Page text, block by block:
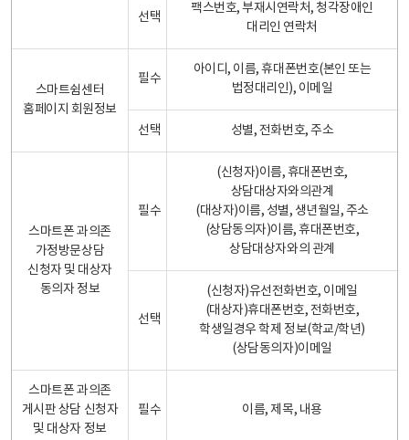
선택
팩스번호, 부재시연락처, 청각장애인
대리인 연락처
스마트쉼센터
홈페이지 회원정보
필수
아이디, 이름, 휴대폰번호(본인 또는
법정대리인), 이메일
선택 성별, 전화번호, 주소
스마트폰 과의존
가정방문상담
신청자 및 대상자
동의자 정보
필수
(신청자)이름, 휴대폰번호,
상담대상자와의관계
(대상자)이름, 성별, 생년월일, 주소
(상담동의자)이름, 휴대폰번호,
상담대상자와의 관계
선택
(신청자)유선전화번호, 이메일
(대상자)휴대폰번호, 전화번호,
학생일경우 학제 정보(학교/학년)
(상담동의자)이메일
스마트폰 과의존
게시판 상담 신청자
및 대상자 정보
필수 이름, 제목, 내용